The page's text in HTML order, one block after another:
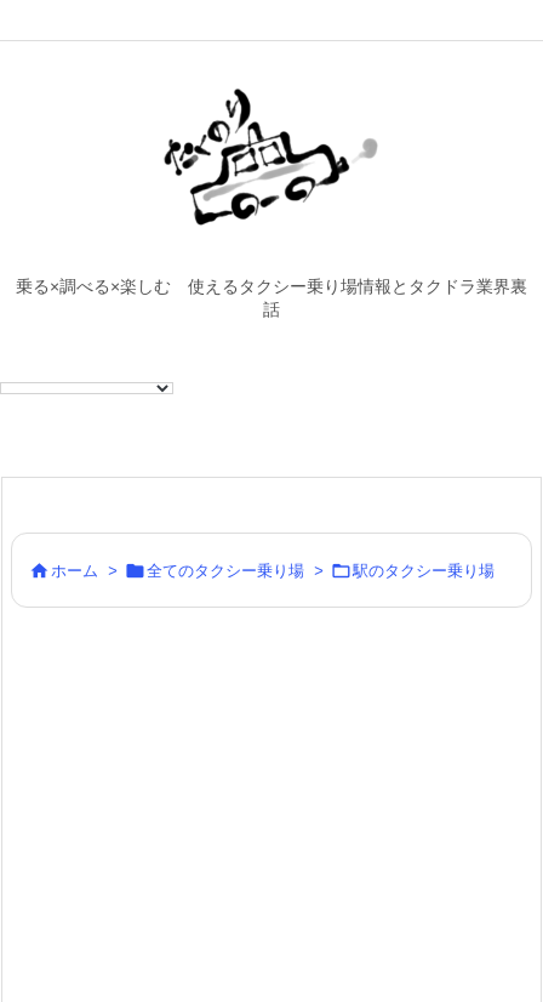
乗る×調べる×楽しむ 使えるタクシー乗り場情報とタクドラ業界裏
話
 ホーム > 全てのタクシー乗り場 > 駅のタクシー乗り場